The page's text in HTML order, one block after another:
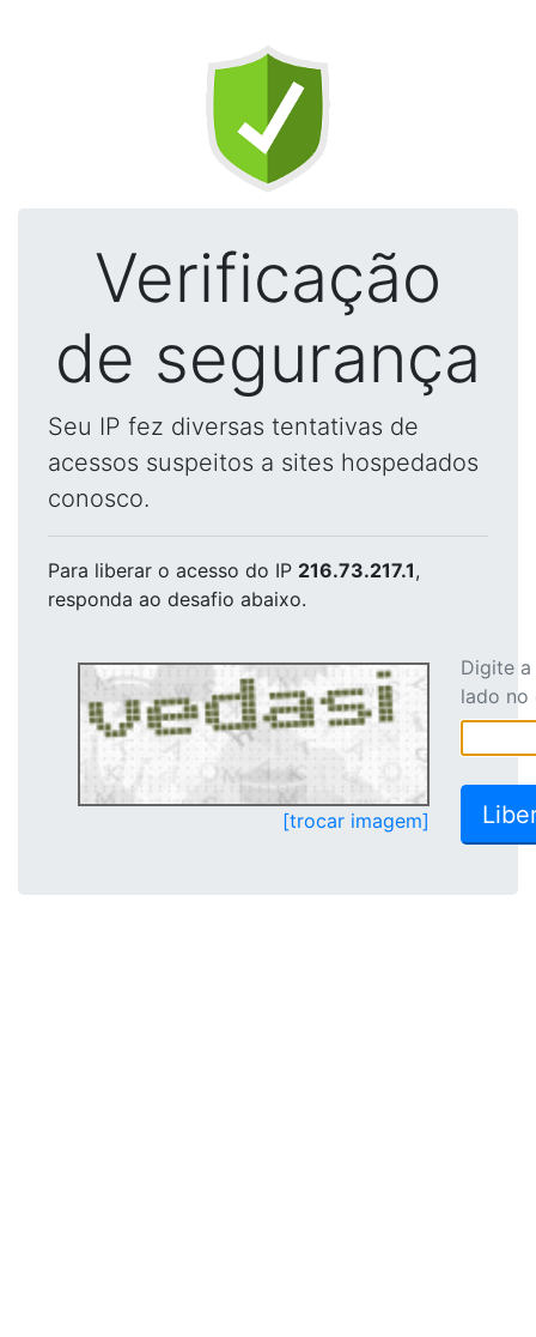
Verificação
de segurança
Seu IP fez diversas tentativas de
acessos suspeitos a sites hospedados
conosco.
Para liberar o acesso do IP 216.73.217.1,
responda ao desafio abaixo.
[trocar imagem]
Digite
lado no